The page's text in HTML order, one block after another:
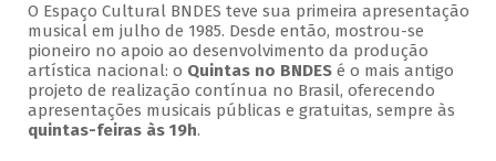
O Espaço Cultural BNDES teve sua primeira apresentação
musical em julho de 1985. Desde então, mostrou-se
pioneiro no apoio ao desenvolvimento da produção
artística nacional: o Quintas no BNDESé o mais antigo
projeto de realização contínua no Brasil, oferecendo
apresentações musicais públicas e gratuitas, sempre às
quintas-feiras às 19h.